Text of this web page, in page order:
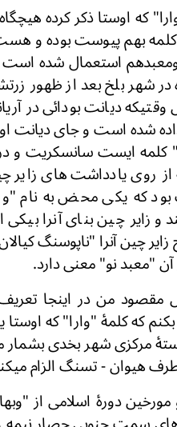
که اوستا ذکر کرده
بهم پیوست بوده و
استعمال شده است
در شهر بلخ بعد از ظهور
وقتیکه دیانت بودائی در
شده است و جای دیانت
کلمه ایست سانسکریت و
از روی یادداشت های
که یکی محض به نام
و زایر چین بنای آنرا
چین آنرا "ناپوسنگ
آن "معبد نو" معنی دارد.
مقصود من در اینجا
که کلمۀ "وارا" که
مرکزى شهر بخدی بشمار
هیوان - تسنگ الزام
دورۀ اسلامی از